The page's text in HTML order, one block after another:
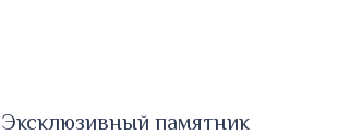
Эксклюзивный памятник